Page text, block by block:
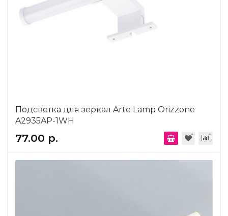
Подсветка для зеркал Arte Lamp Orizzone
A2935AP-1WH
77.00 р.